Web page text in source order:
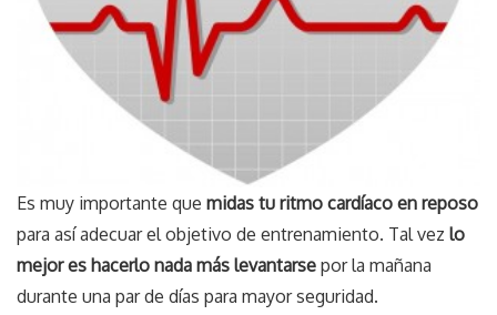
Es muy importante que midas tu ritmo cardíaco en reposo
para así adecuar el objetivo de entrenamiento. Tal vez lo
mejor es hacerlo nada más levantarse por la mañana
durante una par de días para mayor seguridad.